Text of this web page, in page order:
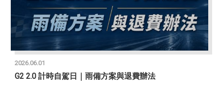
2026.06.01
G2 2.0 計時自駕日｜雨備方案與退費辦法